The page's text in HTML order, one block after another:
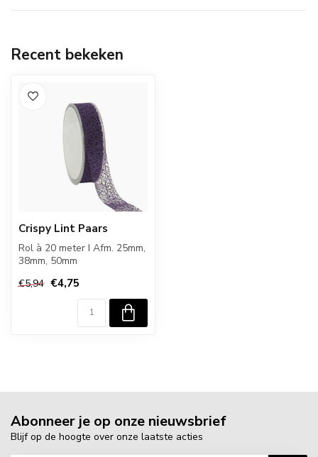
Recent bekeken
Crispy Lint Paars
Rol à 20 meter I Afm. 25mm,
38mm, 50mm
€5,94 €4,75
Abonneer je op onze nieuwsbrief
Blijf op de hoogte over onze laatste acties